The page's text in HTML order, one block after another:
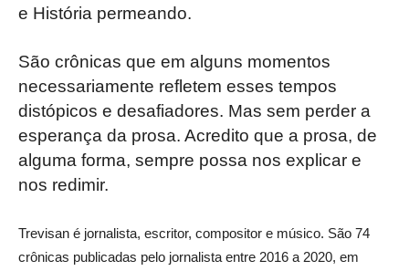
e História permeando.
São crônicas que em alguns momentos
necessariamente refletem esses tempos
distópicos e desafiadores. Mas sem perder a
esperança da prosa. Acredito que a prosa, de
alguma forma, sempre possa nos explicar e
nos redimir.
Trevisan é jornalista, escritor, compositor e músico. São 74
crônicas publicadas pelo jornalista entre 2016 a 2020, em